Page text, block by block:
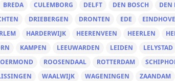
BREDA CULEMBORG DELFT DEN BOSCH DEN
DRIEBERGEN DRONTEN EDE
HARDERWIJK HEERENVEEN HEERLEN
KAMPEN LEEUWARDEN LEIDEN LELYSTAD
ROOSENDAAL ROTTERDAM
WAALWIJK WAGENINGEN ZAANDAM